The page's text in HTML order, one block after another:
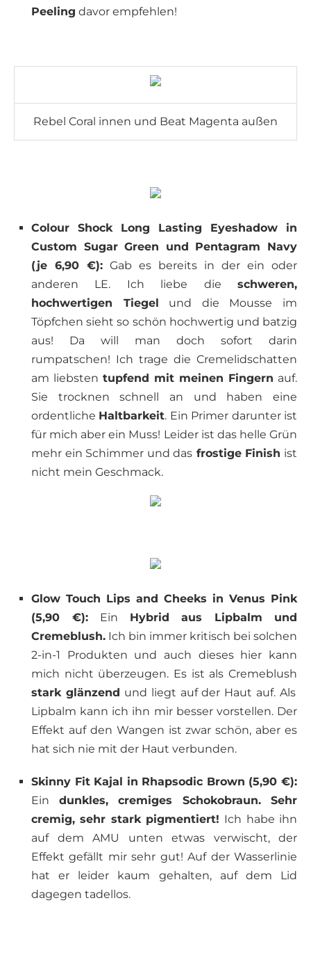
Peeling davor empfehlen!
Rebel Coral innen und Beat Magenta außen
Colour Shock Long Lasting Eyeshadow in
Custom Sugar Green und Pentagram Navy
(je 6,90 €): Gab es bereits in der ein oder
anderen LE. Ich liebe die schweren,
hochwertigen Tiegel und die Mousse im
Töpfchen sieht so schön hochwertig und batzig
aus! Da will man doch sofort darin
rumpatschen! Ich trage die Cremelidschatten
am liebsten tupfend mit meinen Fingern auf.
Sie trocknen schnell an und haben eine
ordentliche Haltbarkeit. Ein Primer darunter ist
für mich aber ein Muss! Leider ist das helle Grün
mehr ein Schimmer und das frostige Finish ist
nicht mein Geschmack.
Glow Touch Lips and Cheeks in Venus Pink
(5,90 €): Ein Hybrid aus Lipbalm und
Cremeblush. Ich bin immer kritisch bei solchen
2-in-1 Produkten und auch dieses hier kann
mich nicht überzeugen. Es ist als Cremeblush
stark glänzend und liegt auf der Haut auf. Als
Lipbalm kann ich ihn mir besser vorstellen. Der
Effekt auf den Wangen ist zwar schön, aber es
hat sich nie mit der Haut verbunden.
Skinny Fit Kajal in Rhapsodic Brown (5,90 €):
Ein dunkles, cremiges Schokobraun. Sehr
cremig, sehr stark pigmentiert! Ich habe ihn
auf dem AMU unten etwas verwischt, der
Effekt gefällt mir sehr gut! Auf der Wasserlinie
hat er leider kaum gehalten, auf dem Lid
dagegen tadellos.